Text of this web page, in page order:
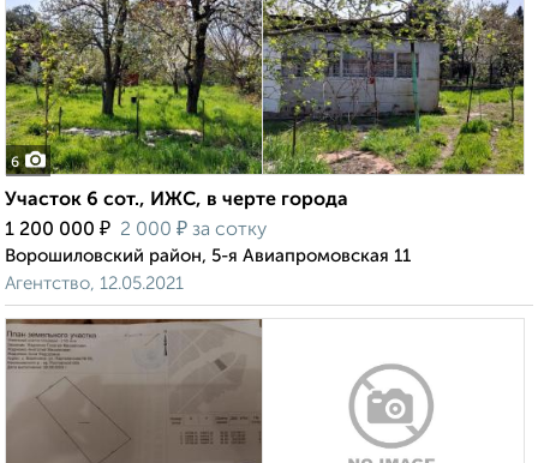
6
Участок 6 сот., ИЖС, в черте города
1 200 000 ₽ 2 000 ₽ за сотку
Ворошиловский район, 5-я Авиапромовская 11
Агентство, 12.05.2021